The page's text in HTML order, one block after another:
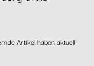
Artikel haben aktuell